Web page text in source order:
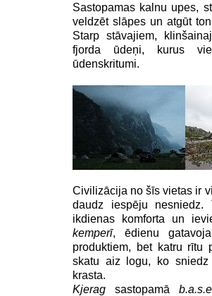
Sastopamas kalnu upes,
veldzēt slāpes un atgūt
Starp stāvajiem,
fjorda ūdeņi, kurus
ūdenskritumi.
Civilizācija no šīs vietas ir
daudz iespēju
ikdienas komforta un
kemperī, ēdienu
produktiem, bet katru rītu
skatu aiz logu, ko
krasta.
Kjerag sastopamā b.a.s.e